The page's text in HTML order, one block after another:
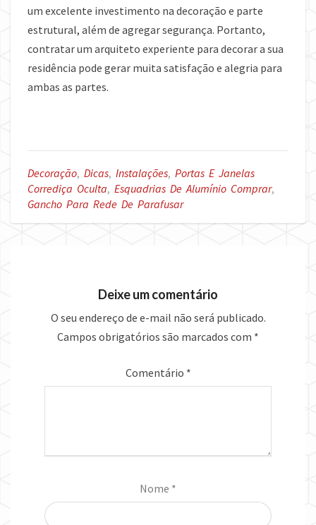
um excelente investimento na decoração e parte
estrutural, além de agregar segurança. Portanto,
contratar um arquiteto experiente para decorar a sua
residência pode gerar muita satisfação e alegria para
ambas as partes.
Decoração, Dicas, Instalações, Portas E Janelas
Corrediça Oculta, Esquadrias De Alumínio Comprar,
Gancho Para Rede De Parafusar
Deixe um comentário
O seu endereço de e-mail não será publicado.
Campos obrigatórios são marcados com *
Comentário *
Nome *